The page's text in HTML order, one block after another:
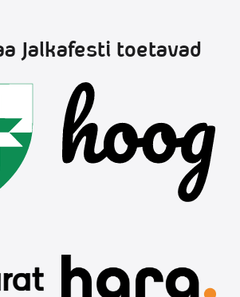
Jalkafesti toetavad